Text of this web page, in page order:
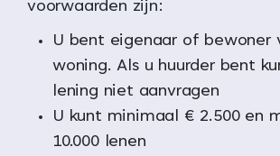
voorwaarden zijn:
U bent eigenaar of bewoner
woning. Als u huurder bent
lening niet aanvragen
U kunt minimaal € 2.500 en
10.000 lenen